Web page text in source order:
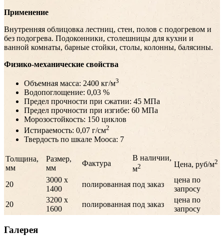
Применение
Внутренняя облицовка лестниц, стен, полов с подогревом и
без подогрева. Подоконники, столешницы для кухни и
ванной комнаты, барные стойки, столы, колонны, балясины.
Физико-механические свойства
Объемная масса: 2400 кг/м3
Водопоглощение: 0,03 %
Предел прочности при сжатии: 45 МПа
Предел прочности при изгибе: 60 МПа
Морозостойкость: 150 циклов
Истираемость: 0,07 г/см2
Твердость по шкале Мооса: 7
Толщина,
мм
Размер,
мм
Фактура
В наличии,
м2 Цена, руб/м2
20
3000 х
1400
полированная под заказ
цена по
запросу
20
3200 х
1600
полированная под заказ
цена по
запросу
Галерея